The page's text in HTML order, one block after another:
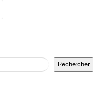
Rechercher